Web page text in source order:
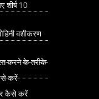
शीर्ष 10
वशीकरण
करने के तरीके
करें
कैसे करें